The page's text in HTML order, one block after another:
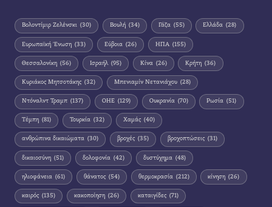
Βολοντίμιρ Ζελένσκι (30) Βουλή (34) Γάζα (55) Ελλάδα (28)
Ευρωπαϊκή Ένωση (33) Εύβοια (26) ΗΠΑ (155)
Θεσσαλονίκη (56) Ισραήλ (95) Κίνα (26) Κρήτη (36)
Κυριάκος Μητσοτάκης (32) Μπενιαμίν Νετανιάχου (28)
Ντόναλντ Τραμπ (137) ΟΗΕ (129) Ουκρανία (70) Ρωσία (51)
Τέμπη (81) Τουρκία (32) Χαμάς (40)
ανθρώπινα δικαιώματα (30) βροχές (35) βροχοπτώσεις (31)
δικαιοσύνη (51) δολοφονία (42) δυστύχημα (48)
ηλιοφάνεια (61) θάνατος (54) θερμοκρασία (212) κίνηση (26)
καιρός (135) κακοποίηση (26) καταιγίδες (71)